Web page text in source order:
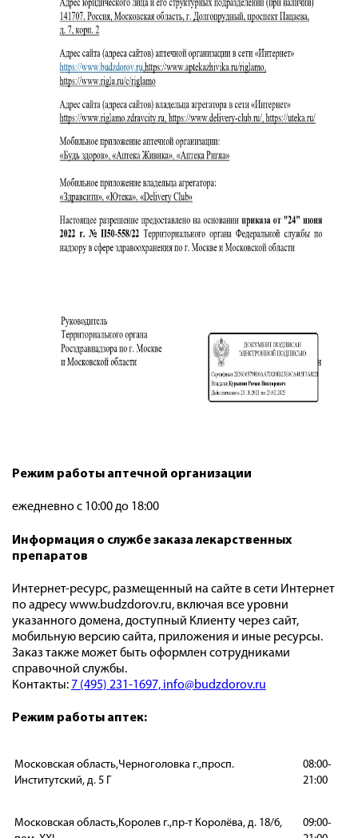
Режим работы аптечной организации
ежедневно с 10:00 до 18:00
Информация о службе заказа лекарственных
препаратов
Интернет-ресурс, размещенный на сайте в сети Интернет
по адресу www.budzdorov.ru, включая все уровни
указанного домена, доступный Клиенту через сайт,
мобильную версию сайта, приложения и иные ресурсы.
Заказ также может быть оформлен сотрудниками
справочной службы.
Контакты: 7 (495) 231-1697, info@budzdorov.ru
Режим работы аптек:
Московская область,Черноголовка г.,просп.
Институтский, д. 5 Г
08:00-
21:00
Московская область,Королев г.,пр-т Королёва, д. 18/6,
09:00-